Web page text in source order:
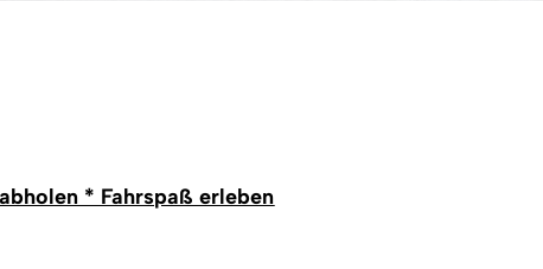
* Fahrspaß erleben